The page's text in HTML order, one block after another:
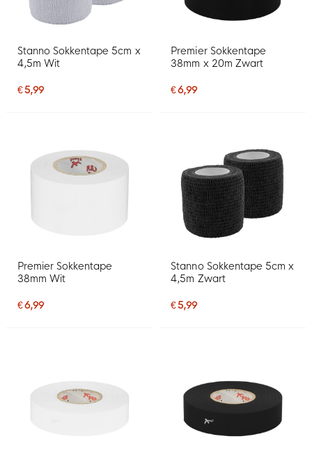
Stanno Sokkentape 5cm x
4,5m Wit
€ 5,99
Premier Sokkentape
38mm x 20m Zwart
€ 6,99
Premier Sokkentape
38mm Wit
€ 6,99
Stanno Sokkentape 5cm x
4,5m Zwart
€ 5,99